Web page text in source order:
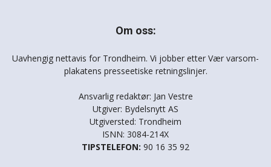
Om oss:
Uavhengig nettavis for Trondheim. Vi jobber etter Vær varsom-
plakatens presseetiske retningslinjer.
Ansvarlig redaktør: Jan Vestre
Utgiver: Bydelsnytt AS
Utgiversted: Trondheim
ISNN: 3084-214X
TIPSTELEFON: 90 16 35 92